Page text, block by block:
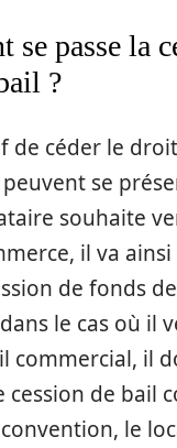
se passe la
?
de céder le
se
souhaite
il va
de fonds
le cas où il
commercial, il
de bail
le